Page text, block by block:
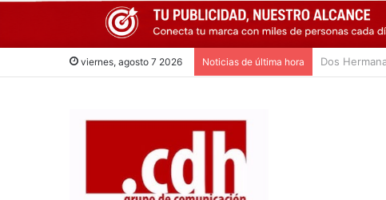
viernes, agosto 7 2026 Noticias de última hora Nerea Tovar